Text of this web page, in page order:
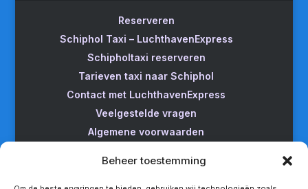
Beheer toestemming
Reserveren
Schiphol Taxi – LuchthavenExpress
Schipholtaxi reserveren
Tarieven taxi naar Schiphol
Contact met LuchthavenExpress
Veelgestelde vragen
Algemene voorwaarden